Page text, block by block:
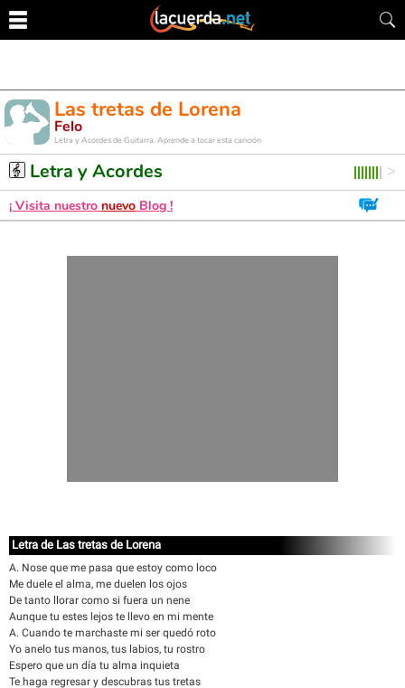
Las tretas de Lorena
Felo
Letra y Acordes de Guitarra. Aprende a tocar esta canción
Letra y Acordes
¡ Visita nuestro nuevo Blog !
Letra de Las tretas de Lorena
A. Nose que me pasa que estoy como loco
Me duele el alma, me duelen los ojos
De tanto llorar como si fuera un nene
Aunque tu estes lejos te llevo en mi mente
A. Cuando te marchaste mi ser quedó roto
Yo anelo tus manos, tus labios, tu rostro
Espero que un día tu alma inquieta
Te haga regresar y descubras tus tretas